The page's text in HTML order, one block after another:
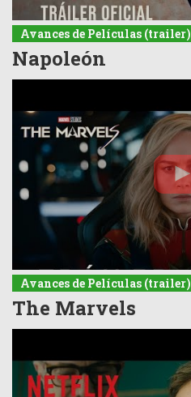
Avances de Películas (trailer)
Napoleón
Avances de Películas (trailer)
The Marvels